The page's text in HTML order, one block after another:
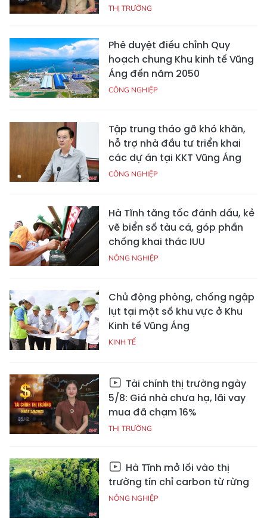
THỊ TRƯỜNG
Phê duyệt điều chỉnh Quy
hoạch chung Khu kinh tế Vũng
Áng đến năm 2050
CÔNG NGHIỆP
Tập trung tháo gỡ khó khăn,
hỗ trợ nhà đầu tư triển khai
các dự án tại KKT Vũng Áng
CÔNG NGHIỆP
Hà Tĩnh tăng tốc đánh dấu, kẻ
vẽ biển số tàu cá, góp phần
chống khai thác IUU
NÔNG NGHIỆP
Chủ động phòng, chống ngập
lụt tại một số khu vực ở Khu
Kinh tế Vũng Áng
KINH TẾ
Tài chính thị trường ngày
5/8: Giá nhà chưa hạ, lãi vay
mua đã chạm 16%
THỊ TRƯỜNG
Hà Tĩnh mở lối vào thị
trường tín chỉ carbon từ rừng
NÔNG NGHIỆP